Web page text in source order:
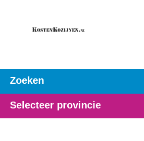
Zoeken
Selecteer provincie